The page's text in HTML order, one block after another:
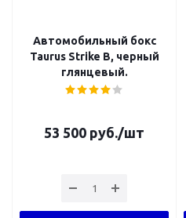
Автомобильный бокс
Taurus Strike B, черный
глянцевый.
53 500 руб./шт